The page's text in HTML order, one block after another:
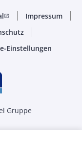
open_in_new
Impressum
Einstellungen
Gruppe